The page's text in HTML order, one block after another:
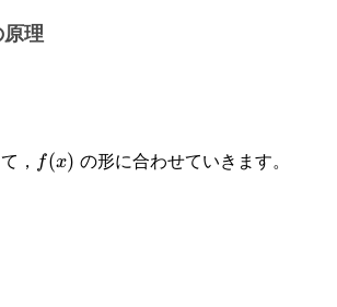
理
， f(x)
f(x) の形に合わせていきます。